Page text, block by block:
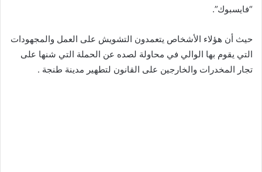
“فايسبوك”.
حيث أن هؤلاء الأشخاص يتعمدون التشويش على العمل والمجهودات
التي يقوم بها الوالي في محاولة لصده عن الحملة التي شنها على
تجار المخدرات والخارجين على القانون لتطهير مدينة طنجة .